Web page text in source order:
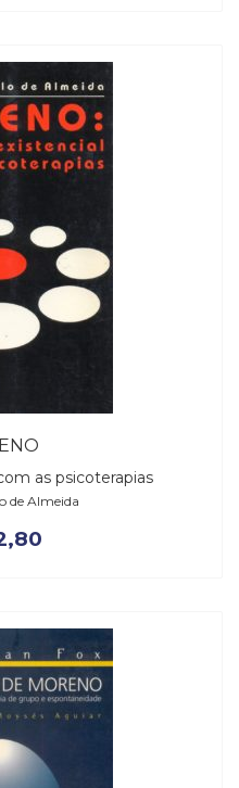
as psicoterapias
de Almeida